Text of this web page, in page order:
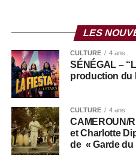
LES
CULTURE 4 ans .
SÉNÉGAL –
production du
CULTURE 4 ans .
CAMEROUN/
et Charlotte
de « Garde